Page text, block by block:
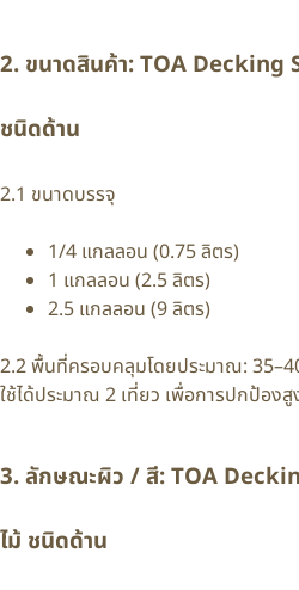
2. ขนาดสินค้า: TOA
ชนิดด้าน
2.1 ขนาดบรรจุ
1/4 แกลลอน (0.75 ลิตร)
1 แกลลอน (2.5 ลิตร)
2.5 แกลลอน (9 ลิตร)
2.2 พื้นที่ครอบคลุมโดยประมาณ:
ใช้ได้ประมาณ 2 เที่ยว เพื่อการปกป้อง
3. ลักษณะผิว / สี: TOA
ไม้ ชนิดด้าน